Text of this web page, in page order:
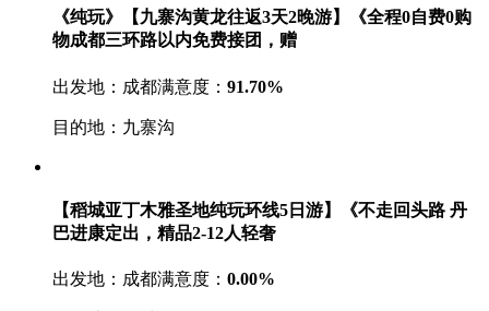
《纯玩》【九寨沟黄龙往返3天2晚游】《全程0自费0购
物成都三环路以内免费接团，赠
出发地：成都满意度： 91.70%
目的地：九寨沟
【稻城亚丁木雅圣地纯玩环线5日游】《不走回头路 丹
巴进康定出，精品2-12人轻奢
出发地：成都满意度： 0.00%